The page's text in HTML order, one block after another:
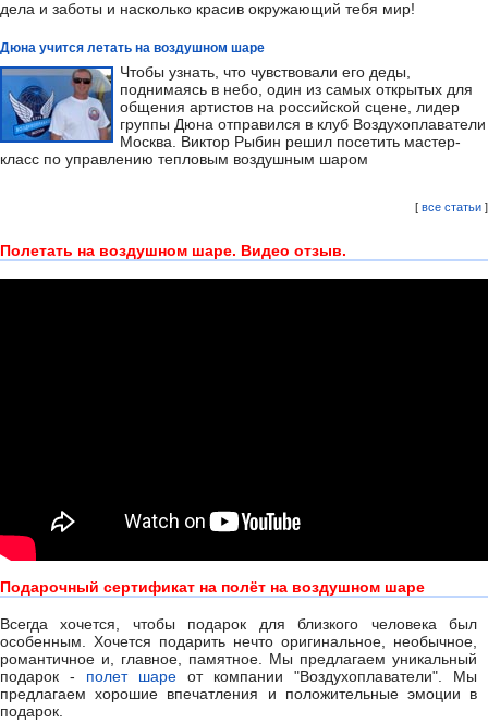
дела и заботы и насколько красив окружающий тебя мир!
Дюна учится летать на воздушном шаре
Чтобы узнать, что чувствовали его деды,
поднимаясь в небо, один из самых открытых для
общения артистов на российской сцене, лидер
группы Дюна отправился в клуб Воздухоплаватели
Москва. Виктор Рыбин решил посетить мастер-
класс по управлению тепловым воздушным шаром
[ все статьи ]
Полетать на воздушном шаре. Видео отзыв.
Подарочный сертификат на полёт на воздушном шаре
Всегда хочется, чтобы подарок для близкого человека был
особенным. Хочется подарить нечто оригинальное, необычное,
романтичное и, главное, памятное. Мы предлагаем уникальный
подарок - полет шаре от компании "Воздухоплаватели". Мы
предлагаем хорошие впечатления и положительные эмоции в
подарок.